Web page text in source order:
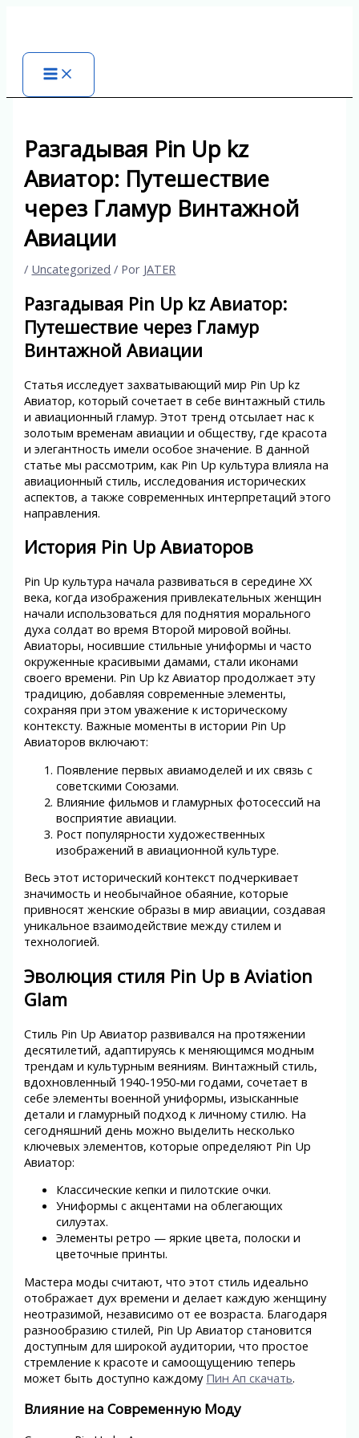
Разгадывая Pin Up kz
Авиатор: Путешествие
через Гламур Винтажной
Авиации
/ Uncategorized / Por JATER
Разгадывая Pin Up kz Авиатор:
Путешествие через Гламур
Винтажной Авиации
Статья исследует захватывающий мир Pin Up kz
Авиатор, который сочетает в себе винтажный стиль
и авиационный гламур. Этот тренд отсылает нас к
золотым временам авиации и обществу, где красота
и элегантность имели особое значение. В данной
статье мы рассмотрим, как Pin Up культура влияла на
авиационный стиль, исследования исторических
аспектов, а также современных интерпретаций этого
направления.
История Pin Up Авиаторов
Pin Up культура начала развиваться в середине XX
века, когда изображения привлекательных женщин
начали использоваться для поднятия морального
духа солдат во время Второй мировой войны.
Авиаторы, носившие стильные униформы и часто
окруженные красивыми дамами, стали иконами
своего времени. Pin Up kz Авиатор продолжает эту
традицию, добавляя современные элементы,
сохраняя при этом уважение к историческому
контексту. Важные моменты в истории Pin Up
Авиаторов включают:
Появление первых авиамоделей и их связь с
советскими Союзами.
Влияние фильмов и гламурных фотосессий на
восприятие авиации.
Рост популярности художественных
изображений в авиационной культуре.
Весь этот исторический контекст подчеркивает
значимость и необычайное обаяние, которые
привносят женские образы в мир авиации, создавая
уникальное взаимодействие между стилем и
технологией.
Эволюция стиля Pin Up в Aviation
Glam
Стиль Pin Up Авиатор развивался на протяжении
десятилетий, адаптируясь к меняющимся модным
трендам и культурным веяниям. Винтажный стиль,
вдохновленный 1940-1950-ми годами, сочетает в
себе элементы военной униформы, изысканные
детали и гламурный подход к личному стилю. На
сегодняшний день можно выделить несколько
ключевых элементов, которые определяют Pin Up
Авиатор:
Классические кепки и пилотские очки.
Униформы с акцентами на облегающих
силуэтах.
Элементы ретро — яркие цвета, полоски и
цветочные принты.
Мастера моды считают, что этот стиль идеально
отображает дух времени и делает каждую женщину
неотразимой, независимо от ее возраста. Благодаря
разнообразию стилей, Pin Up Авиатор становится
доступным для широкой аудитории, что простое
стремление к красоте и самоощущению теперь
может быть доступно каждому Пин Ап скачать.
Влияние на Современную Моду